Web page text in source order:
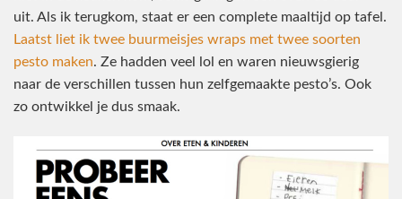
uit. Als ik terugkom, staat er een complete maaltijd op tafel.
Laatst liet ik twee buurmeisjes wraps met twee soorten
pesto maken. Ze hadden veel lol en waren nieuwsgierig
naar de verschillen tussen hun zelfgemaakte pesto’s. Ook
zo ontwikkel je dus smaak.